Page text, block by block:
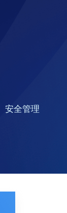
安全管理